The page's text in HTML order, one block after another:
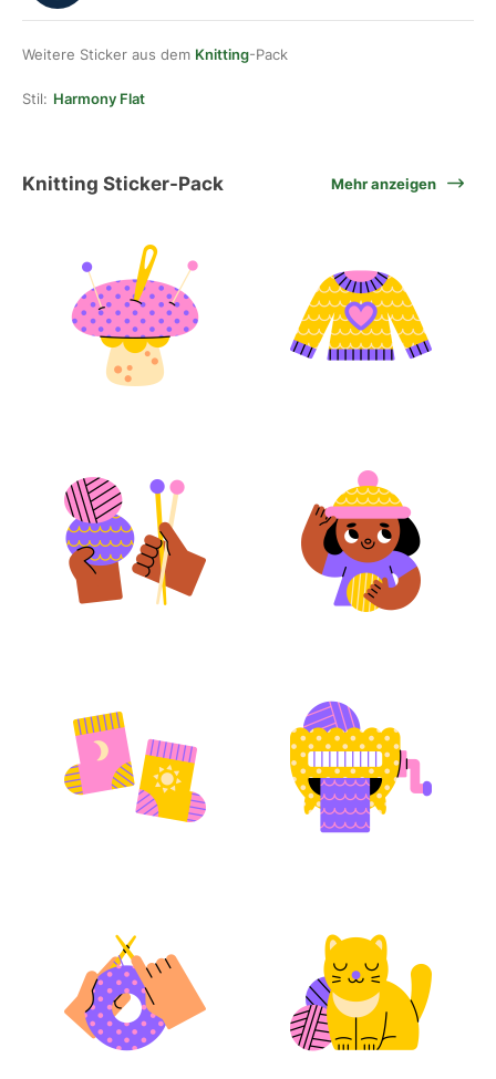
Weitere Sticker aus dem Knitting-Pack
Stil: Harmony Flat
Knitting Sticker-Pack Mehr anzeigen